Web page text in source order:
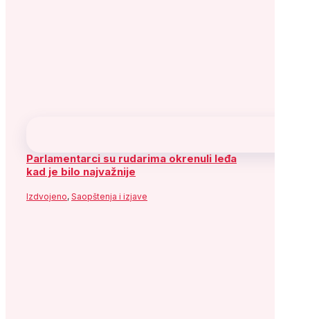
Parlamentarci su rudarima okrenuli leđa
kad je bilo najvažnije
Izdvojeno, Saopštenja i izjave